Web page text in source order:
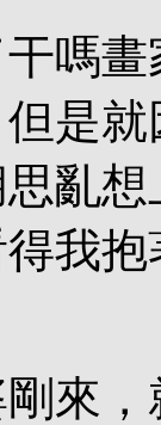
嗎
是就
亂
我
來